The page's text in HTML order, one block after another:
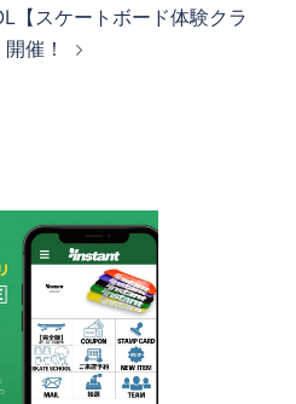
【スケートボード体験クラ
催！